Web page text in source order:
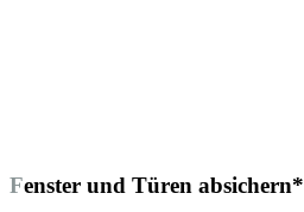
Fenster und Türen absichern*